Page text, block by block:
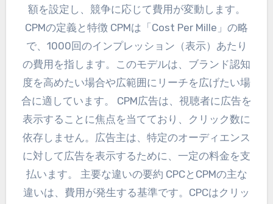
額を設定し、競争に応じて費用が変動します。
CPMの定義と特徴 CPMは「Cost Per Mille」の略
で、1000回のインプレッション（表示）あたり
の費用を指します。このモデルは、ブランド認知
度を高めたい場合や広範囲にリーチを広げたい場
合に適しています。 CPM広告は、視聴者に広告を
表示することに焦点を当てており、クリック数に
依存しません。広告主は、特定のオーディエンス
に対して広告を表示するために、一定の料金を支
払います。 主要な違いの要約 CPCとCPMの主な
違いは、費用が発生する基準です。CPCはクリッ